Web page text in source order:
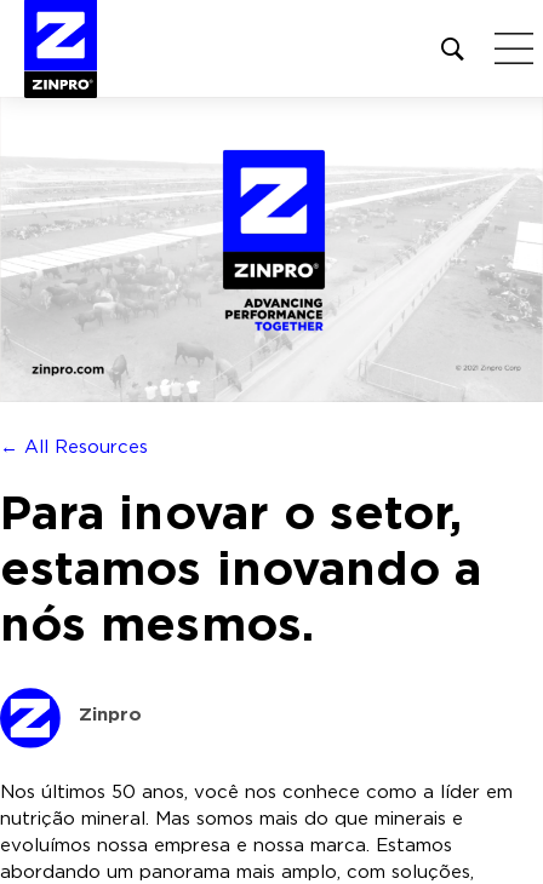
Open
site
search
Pesquisar
por:
← All Resources
Para inovar o setor,
estamos inovando a
nós mesmos.
Zinpro
Nos últimos 50 anos, você nos conhece como a líder em
nutrição mineral. Mas somos mais do que minerais e
evoluímos nossa empresa e nossa marca. Estamos
abordando um panorama mais amplo, com soluções,